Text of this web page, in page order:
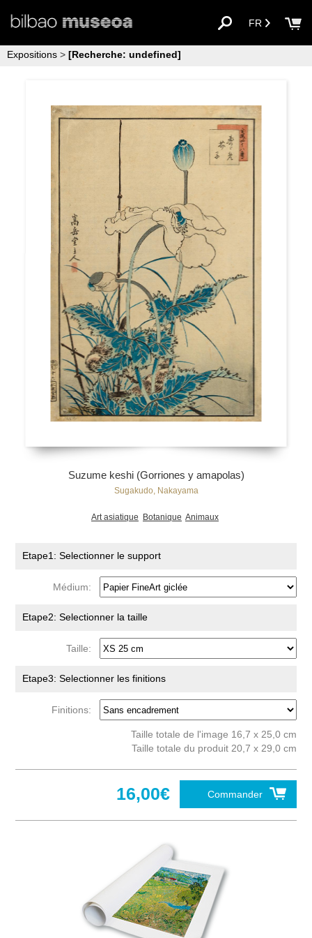
FR
Expositions > [Recherche: undefined]
Suzume keshi (Gorriones y amapolas)
Sugakudo, Nakayama
Art asiatique Botanique Animaux
Etape1: Selectionner le support
Médium:
Etape2: Selectionner la taille
Taille:
Etape3: Selectionner les finitions
Finitions:
Taille totale de l'image 16,7 x 25,0 cm
Taille totale du produit 20,7 x 29,0 cm
Commander
16,00€